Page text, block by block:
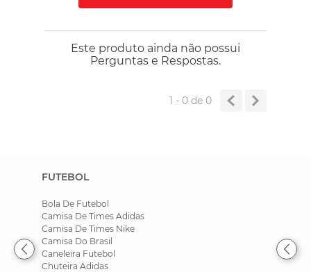
Este produto ainda não possui
Perguntas e Respostas.
1 - 0de 0
FUTEBOL
Bola De Futebol
Camisa De Times Adidas
Camisa De Times Nike
Camisa Do Brasil
Caneleira Futebol
Chuteira Adidas